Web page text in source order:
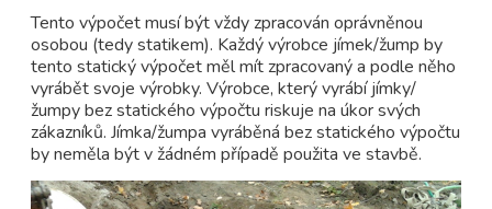
Tento výpočet musí být vždy zpracován oprávněnou
osobou (tedy statikem). Každý výrobce jímek/žump by
tento statický výpočet měl mít zpracovaný a podle něho
vyrábět svoje výrobky. Výrobce, který vyrábí jímky/
žumpy bez statického výpočtu riskuje na úkor svých
zákazníků. Jímka/žumpa vyráběná bez statického výpočtu
by neměla být v žádném případě použita ve stavbě.